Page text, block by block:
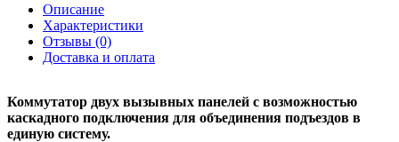
Описание
Характеристики
Отзывы (0)
Доставка и оплата
Коммутатор двух вызывных панелей с возможностью
каскадного подключения для объединения подъездов в
единую систему.